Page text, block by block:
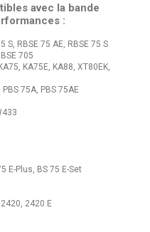
avec la bande
:
S, RBSE 75 AE, RBSE 75 S
705
KA75E, KA88, XT80EK,
75A, PBS 75AE
E-Plus, BS 75 E-Set
2420 E